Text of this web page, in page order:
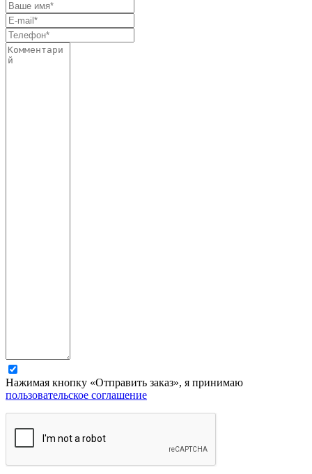
Нажимая кнопку «Отправить заказ», я принимаю
пользовательское соглашение